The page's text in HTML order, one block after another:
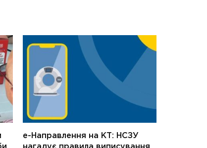
е-Направлення на КТ: НСЗУ